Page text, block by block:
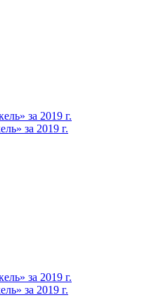
за 2019 г.
за 2019 г.
за 2019 г.
за 2019 г.